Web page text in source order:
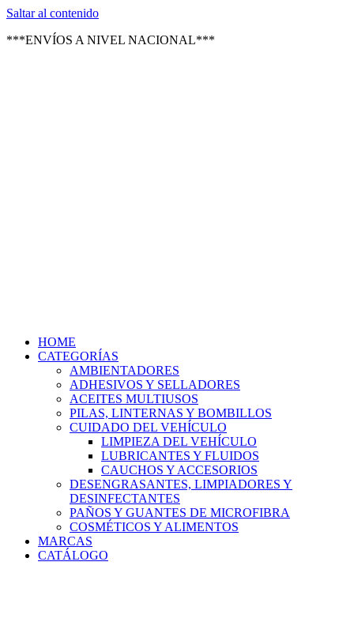
Texsal Venezuela –
Saltar al contenido
***ENVÍOS A NIVEL NACIONAL***
HOME
CATEGORÍAS
AMBIENTADORES
ADHESIVOS Y SELLADORES
ACEITES MULTIUSOS
PILAS, LINTERNAS Y BOMBILLOS
CUIDADO DEL VEHÍCULO
LIMPIEZA DEL VEHÍCULO
LUBRICANTES Y FLUIDOS
CAUCHOS Y ACCESORIOS
DESENGRASANTES, LIMPIADORES Y
DESINFECTANTES
PAÑOS Y GUANTES DE MICROFIBRA
COSMÉTICOS Y ALIMENTOS
MARCAS
CATÁLOGO